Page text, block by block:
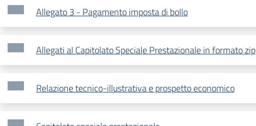
Allegato 3 - Pagamento imposta di bollo
Allegati al Capitolato Speciale Prestazionale in formato zip
Relazione tecnico-illustrativa e prospetto economico